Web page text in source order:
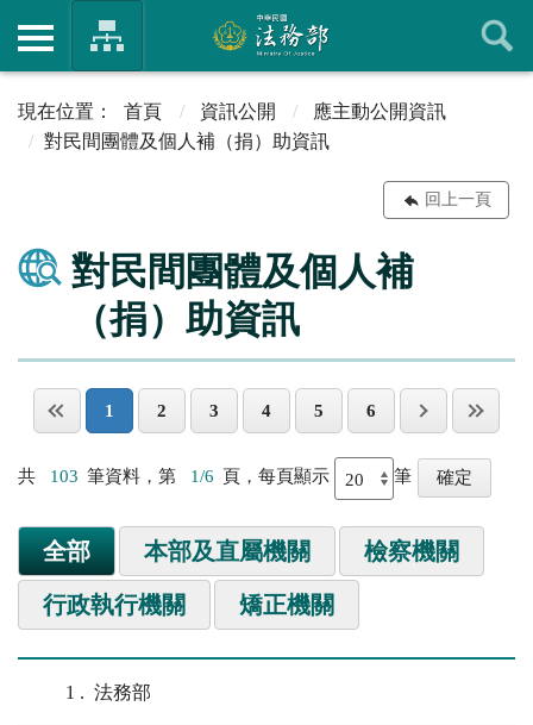
首頁 資訊公開
應主動公開資訊
對民間團體及個人補（捐）助資訊
回上一頁
對民間團體及個人補
（捐）助資訊
1 2 3 4 5 6
共 103 筆資料，第 1/6 頁，每頁顯示 筆
全部 本部及直屬機關 檢察機關
行政執行機關 矯正機關
1 法務部